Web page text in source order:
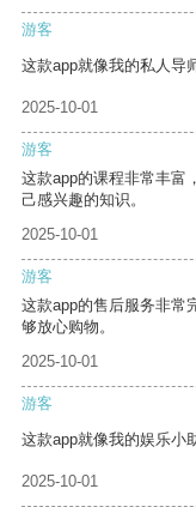
游客
这款app就像我的私人导
2025-10-01
游客
这款app的课程非常丰富
己感兴趣的知识。
2025-10-01
游客
这款app的售后服务非常
够放心购物。
2025-10-01
游客
这款app就像我的娱乐小
2025-10-01